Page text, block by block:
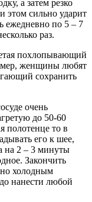
а затем резко
этом сильно ударит
ежедневно по 5 – 7
раз.
похлопывающий
женщины любят
сохранить
очень
до 50-60
полотенце то в
его к шее,
на 2 – 3 минуты
Закончить
холодным
нанести любой